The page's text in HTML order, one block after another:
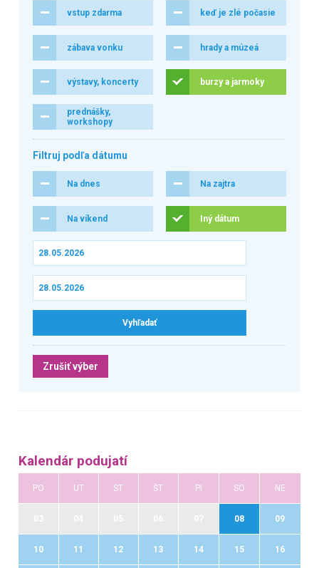
vstup zdarma keď je zlé počasie
zábava vonku hrady a múzeá
výstavy, koncerty burzy a jarmoky
prednášky,
workshopy
Filtruj podľa dátumu
Na dnes Na zajtra
Na víkend Iný dátum
Zrušiť výber
Kalendár podujatí
PO UT ST ŠT PI SO NE
08 09
10 11 12 13 14 15 16